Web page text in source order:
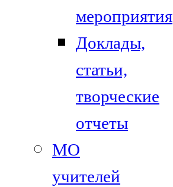
мероприятия
Доклады,
статьи,
творческие
отчеты
МО
учителей